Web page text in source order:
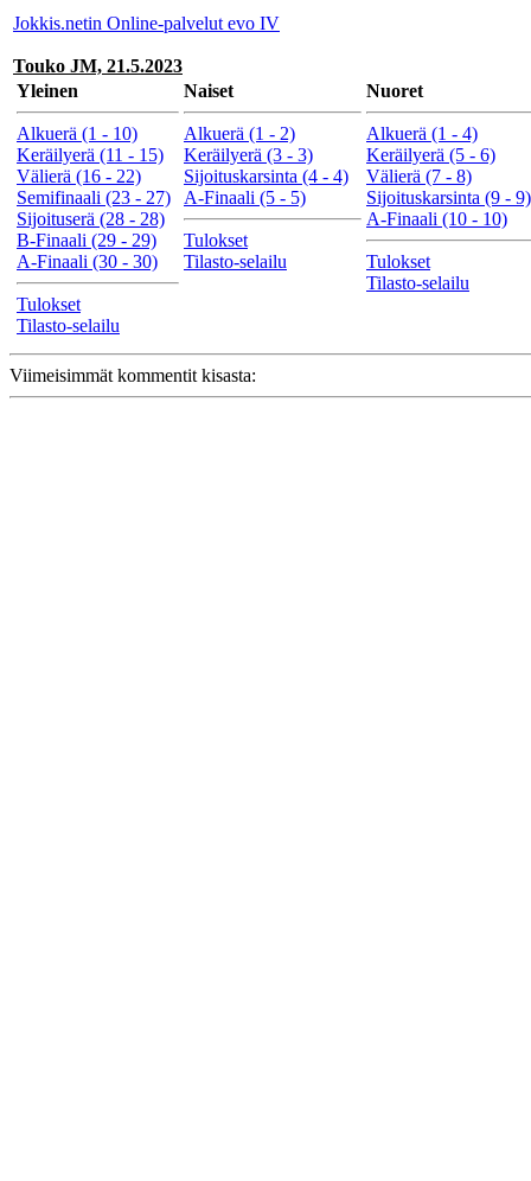
Jokkis.netin Online-palvelut evo IV
Touko JM, 21.5.2023
Yleinen
Alkuerä (1 - 10)
Keräilyerä (11 - 15)
Välierä (16 - 22)
Semifinaali (23 - 27)
Sijoituserä (28 - 28)
B-Finaali (29 - 29)
A-Finaali (30 - 30)
Tulokset
Tilasto-selailu
Naiset
Alkuerä (1 - 2)
Keräilyerä (3 - 3)
Sijoituskarsinta (4 - 4)
A-Finaali (5 - 5)
Tulokset
Tilasto-selailu
Nuoret
Alkuerä (1 - 4)
Keräilyerä (5 - 6)
Välierä (7 - 8)
Sijoituskarsinta (9 - 9)
A-Finaali (10 - 10)
Tulokset
Tilasto-selailu
Viimeisimmät kommentit kisasta: